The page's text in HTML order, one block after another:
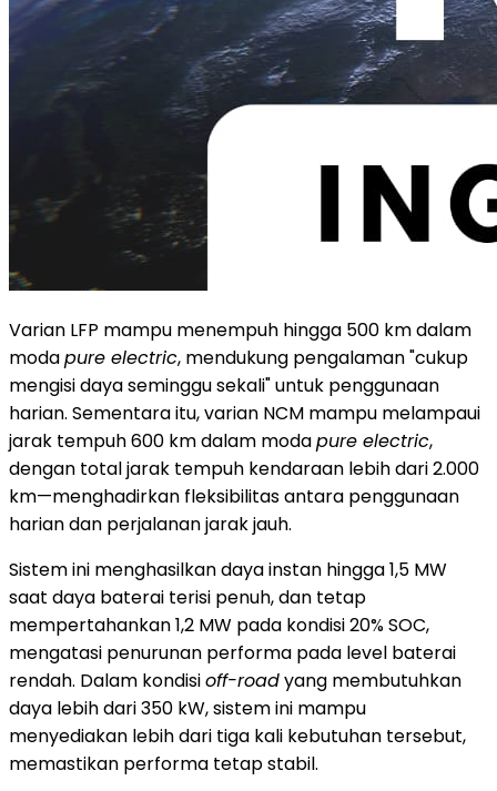
Varian LFP mampu menempuh hingga 500 km dalam
modapure electric, mendukung pengalaman "cukup
mengisi daya seminggu sekali" untuk penggunaan
harian. Sementara itu, varian NCM mampu melampaui
jarak tempuh 600 km dalam modapure electric,
dengan total jarak tempuh kendaraan lebih dari 2.000
km—menghadirkan fleksibilitas antara penggunaan
harian dan perjalanan jarak jauh.
Sistem ini menghasilkan daya instan hingga 1,5 MW
saat daya baterai terisi penuh, dan tetap
mempertahankan 1,2 MW pada kondisi 20% SOC,
mengatasi penurunan performa pada level baterai
rendah. Dalam kondisioff-roadyang membutuhkan
daya lebih dari 350 kW, sistem ini mampu
menyediakan lebih dari tiga kali kebutuhan tersebut,
memastikan performa tetap stabil.